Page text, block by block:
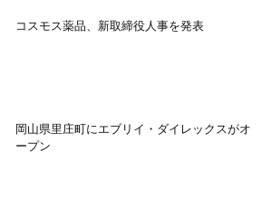
コスモス薬品、新取締役人事を発表
岡山県里庄町にエブリイ・ダイレックスがオ
ープン